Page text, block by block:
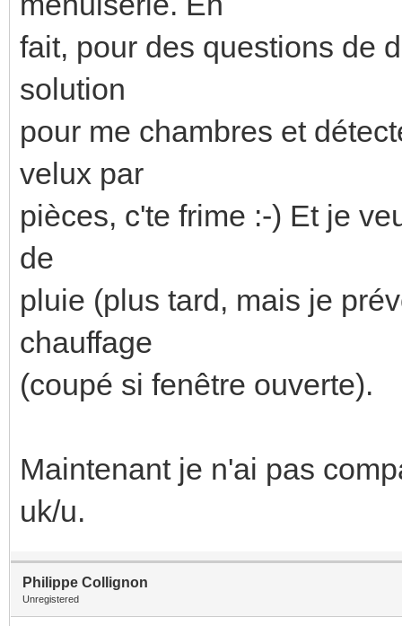
fait, pour des questions de
solution
pour me chambres et
velux par
pièces, c'te frime :-) Et je
de
pluie (plus tard, mais je
chauffage
(coupé si fenêtre ouverte).
Maintenant je n'ai pas
uk/u.
Philippe Collignon
Unregistered